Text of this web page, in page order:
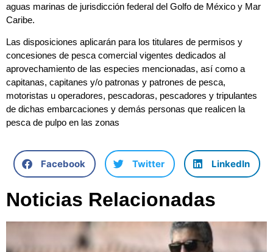
aguas marinas de jurisdicción federal del Golfo de México y Mar
Caribe.
Las disposiciones aplicarán para los titulares de permisos y
concesiones de pesca comercial vigentes dedicados al
aprovechamiento de las especies mencionadas, así como a
capitanas, capitanes y/o patronas y patrones de pesca,
motoristas u operadores, pescadoras, pescadores y tripulantes
de dichas embarcaciones y demás personas que realicen la
pesca de pulpo en las zonas
Facebook Twitter LinkedIn
Noticias Relacionadas